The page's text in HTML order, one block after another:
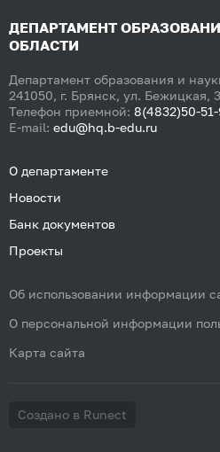
ДЕПАРТАМЕНТ
ОБЛАСТИ
Департамент образования и
241050, г. Брянск, ул. Бежицкая,
Телефон приемной: 8(4832)50-
E-mail: edu@hq.b-edu.ru
О департаменте
Новости
Банк документов
Проекты
Об использовании информации
О персональной информации
Карта сайта
Создано в Runect